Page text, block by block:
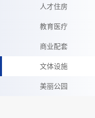
人才住房
教育医疗
商业配套
文体设施
美丽公园